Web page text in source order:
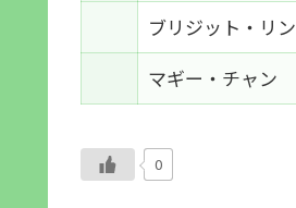
ブリジット・リン
マギー・チャン
0